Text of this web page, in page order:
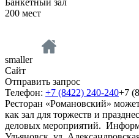
200 мест
smaller
Сайт
Отправить запрос
Телефон: +7 (8422) 240-240+7
Ресторан «Романовский»
как зал для торжеств и
деловых мероприятий.